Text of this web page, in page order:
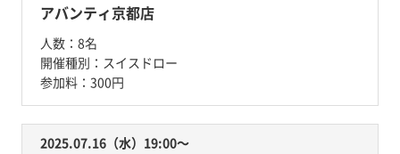
アバンティ京都店
人数： 8名
開催種別： スイスドロー
参加料： 300円
2025.07.16（水）19:00〜